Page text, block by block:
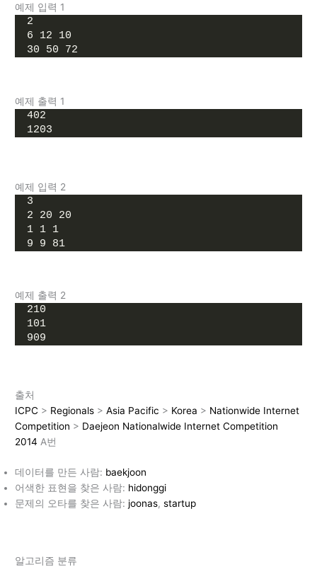
예제 입력 1
2
6 12 10
30 50 72
예제 출력 1
402
1203
예제 입력 2
3
2 20 20
1 1 1
9 9 81
예제 출력 2
210
101
909
출처
ICPC > Regionals >Asia Pacific > Korea > Nationwide Internet
Competition > Daejeon Nationalwide Internet Competition
2014 A번
데이터를 만든 사람: baekjoon
어색한 표현을 찾은 사람: hidonggi
문제의 오타를 찾은 사람:joonas,startup
알고리즘 분류